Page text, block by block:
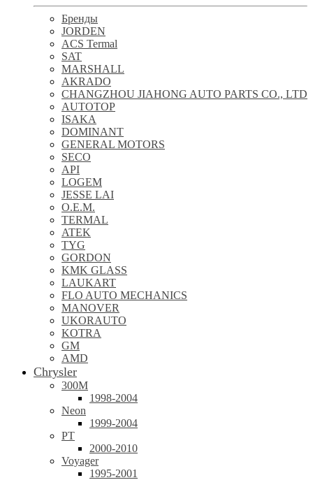
Бренды
JORDEN
ACS Termal
SAT
MARSHALL
AKRADO
CHANGZHOU JIAHONG AUTO PARTS CO., LTD
AUTOTOP
ISAKA
DOMINANT
GENERAL MOTORS
SECO
API
LOGEM
JESSE LAI
O.E.M.
TERMAL
ATEK
TYG
GORDON
KMK GLASS
LAUKART
FLO AUTO MECHANICS
MANOVER
UKORAUTO
KOTRA
GM
AMD
Chrysler
300M
1998-2004
Neon
1999-2004
PT
2000-2010
Voyager
1995-2001